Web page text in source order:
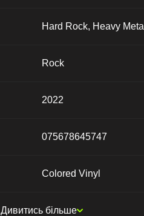
Hard Rock, Heavy Metal
Rock
2022
075678645747
Colored Vinyl
Дивитись більше